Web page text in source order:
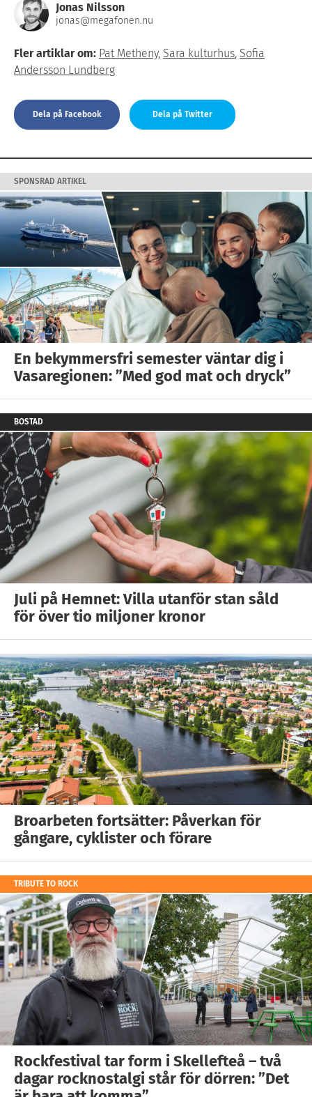
Jonas Nilsson
jonas@megafonen.nu
Fler artiklar om: Pat Metheny, Sara kulturhus, Sofia
Andersson Lundberg
Dela på Facebook Dela på Twitter
SPONSRAD ARTIKEL
En bekymmersfri semester väntar dig i
Vasaregionen: ”Med god mat och dryck”
BOSTAD
Juli på Hemnet: Villa utanför stan såld
för över tio miljoner kronor
Broarbeten fortsätter: Påverkan för
gångare, cyklister och förare
TRIBUTE TO ROCK
Rockfestival tar form i Skellefteå – två
dagar rocknostalgi står för dörren: ”Det